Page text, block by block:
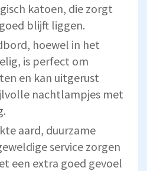
katoen, die zorgt
blijft liggen.
hoewel in het
is perfect om
en kan uitgerust
nachtlampjes met
aard, duurzame
service zorgen
een extra goed gevoel